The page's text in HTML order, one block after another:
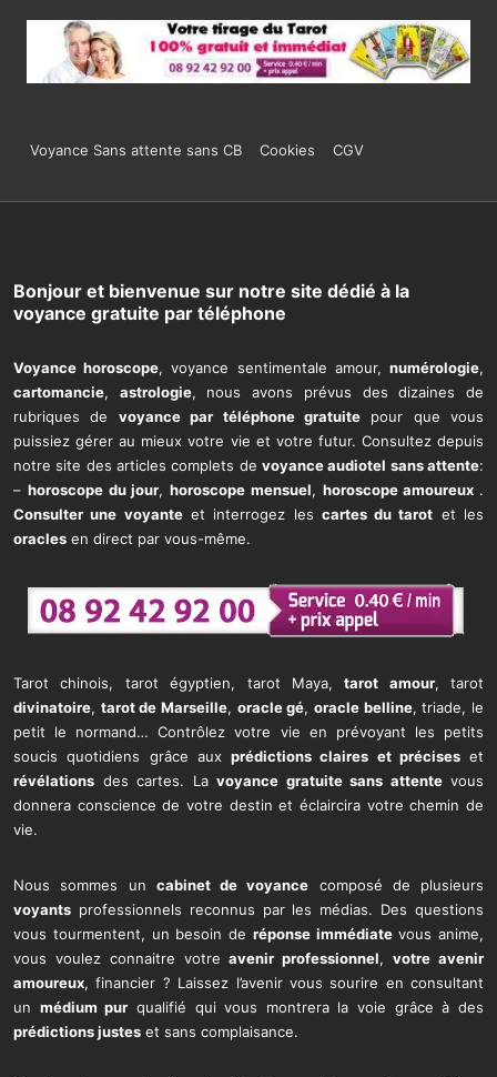
Menu
du
de
page
Voyance Sans attente sans CB Cookies CGV
Bonjour et bienvenue sur notre site dédié à la
voyance gratuite par téléphone
Voyance horoscope, voyance sentimentale amour,numérologie,
cartomancie, astrologie, nous avons prévus des dizaines de
rubriques de voyance par téléphone gratuitepour que vous
puissiez gérer au mieux votre vie et votre futur. Consultez depuis
notre site des articles complets de voyance audiotel sans attente:
– horoscope du jour, horoscope mensuel, horoscope amoureux .
Consulter une voyanteet interrogez les cartes du tarot et les
oracles en direct par vous-même.
Tarot chinois, tarot égyptien, tarot Maya,tarot amour, tarot
divinatoire, tarot de Marseille, oracle gé,oracle belline, triade, le
petit le normand… Contrôlez votre vie en prévoyant les petits
soucis quotidiens grâce aux prédictions claires et préciseset
révélations des cartes. La voyance gratuite sans attentevous
donnera conscience de votre destin et éclaircira votre chemin de
vie.
Nous sommes un cabinet de voyance composé de plusieurs
voyants professionnels reconnus par les médias. Des questions
vous tourmentent, un besoin de réponse immédiatevous anime,
vous voulez connaitre votreavenir professionnel,votre avenir
amoureux, financier ? Laissez l’avenir vous sourire en consultant
un médium pur qualifié qui vous montrera la voie grâce à des
prédictions justes et sans complaisance.